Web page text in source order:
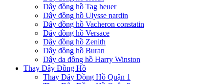
Dây đồng hồ Tag heuer
Dây đồng hồ Ulysse nardin
Dây đồng hồ Vacheron constatin
Dây đồng hồ Versace
Dây đồng hồ Zenith
Dây đồng hồ Buran
Dây da đồng hồ Harry Winston
Thay Dây Đồng Hồ
Thay Dây Đồng Hồ Quận 1